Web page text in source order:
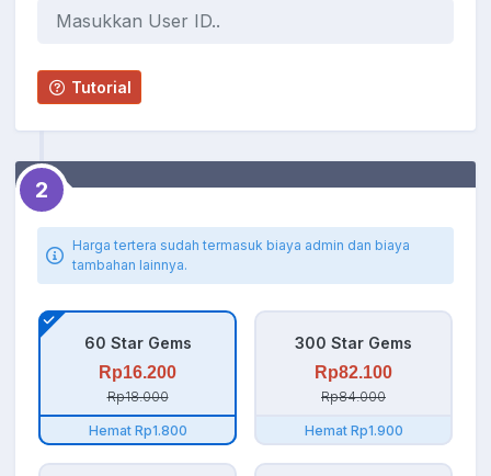
Tutorial
2
Harga tertera sudah termasuk biaya admin dan biaya
tambahan lainnya.
60 Star Gems
Rp16.200
Rp18.000
Hemat Rp1.800
300 Star Gems
Rp82.100
Rp84.000
Hemat Rp1.900